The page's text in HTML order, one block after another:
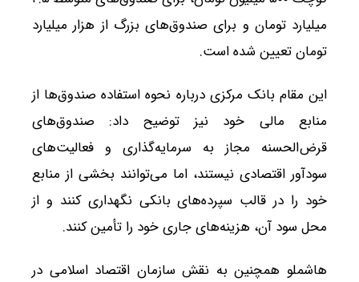
میلیارد تومان و برای صندوق‌های بزرگ از هزار میلیارد
تومان تعیین شده است.
این مقام بانک مرکزی درباره نحوه استفاده صندوق‌ها از
منابع مالی خود نیز توضیح داد: صندوق‌های
قرض‌الحسنه مجاز به سرمایه‌گذاری و فعالیت‌های
سودآور اقتصادی نیستند، اما می‌توانند بخشی از منابع
خود را در قالب سپرده‌های بانکی نگهداری کنند و از
محل سود آن، هزینه‌های جاری خود را تأمین کنند.
هاشملو همچنین به نقش سازمان اقتصاد اسلامی در